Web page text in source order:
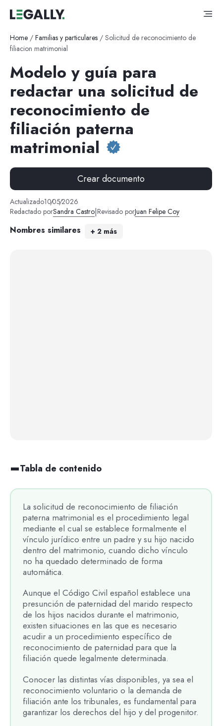
Home / Familias y particulares / Solicitud de reconocimiento de
filiacion matrimonial
Modelo y guía para
redactar una solicitud de
reconocimiento de
filiación paterna
matrimonial
Crear documento
Actualizado10/05/2026
Redactado porSandra Castro|Revisado porJuan Felipe Coy
Nombres similares + 2 más
La solicitud de reconocimiento de filiación
paterna matrimonial es el procedimiento legal
mediante el cual se establece formalmente el
vínculo jurídico entre un padre y su hijo nacido
dentro del matrimonio, cuando dicho vínculo
no ha quedado determinado de forma
automática.
Aunque el Código Civil español establece una
presunción de paternidad del marido respecto
de los hijos nacidos durante el matrimonio,
existen situaciones en las que es necesario
acudir a un procedimiento específico de
reconocimiento de paternidad para que la
filiación quede legalmente determinada.
Conocer las distintas vías disponibles, ya sea el
reconocimiento voluntario o la demanda de
filiación ante los tribunales, es fundamental para
garantizar los derechos del hijo y del progenitor.
Tabla de contenido